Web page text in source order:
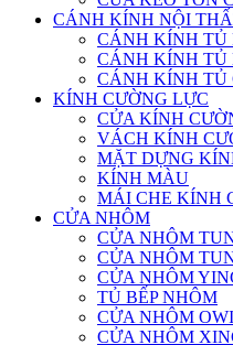
CÁNH KÍNH NỘI
CÁNH KÍNH TỦ
CÁNH KÍNH TỦ
CÁNH KÍNH TỦ
KÍNH CƯỜNG LỰC
CỬA KÍNH
VÁCH KÍNH
MẶT DỰNG
KÍNH MÀU
MÁI CHE KÍNH
CỬA NHÔM
CỬA NHÔM
CỬA NHÔM
CỬA NHÔM
TỦ BẾP NHÔM
CỬA NHÔM
CỬA NHÔM